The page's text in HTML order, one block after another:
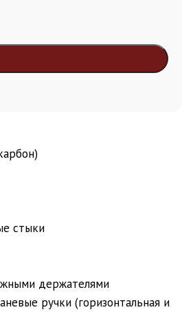
стыки
держателями
ручки (горизонтальная и